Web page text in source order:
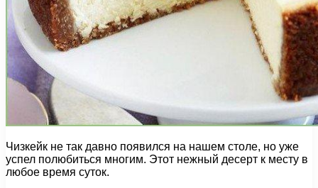
Чизкейк не так давно появился на нашем столе, но уже
успел полюбиться многим. Этот нежный десерт к месту в
любое время суток.